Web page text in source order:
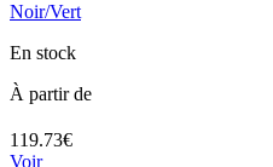
Noir/Vert
En stock
À partir de
119.73€
Voir